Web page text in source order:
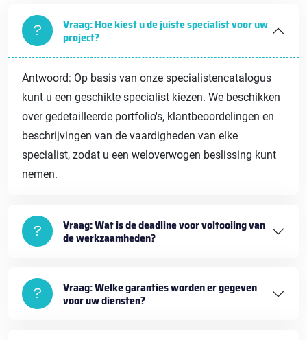
Vraag: Hoe kiest u de juiste specialist voor uw
project?
Antwoord: Op basis van onze specialistencatalogus
kunt u een geschikte specialist kiezen. We beschikken
over gedetailleerde portfolio's, klantbeoordelingen en
beschrijvingen van de vaardigheden van elke
specialist, zodat u een weloverwogen beslissing kunt
nemen.
Vraag: Wat is de deadline voor voltooiing van
de werkzaamheden?
Vraag: Welke garanties worden er gegeven
voor uw diensten?